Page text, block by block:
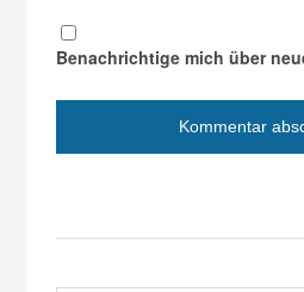
Benachrichtige mich über